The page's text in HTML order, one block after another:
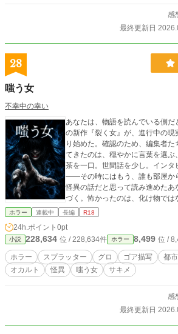
感
最終更新日
28
嗤う女
不幸中の幸い
あなたは、物語を読んでいる側
の新作『裂く女』が、進行中の現
り始めた。確認のため、編集者
てきたのは、穏やかに言葉を選ぶ
茶を一口。世間話を少し。インタ
——その時にはもう、誰も部屋か
怪異の話だと思って読み進めた
づく。怖かったのは、化け物では
最狂の到達点。
ホラー 連載中 長編 R18
24h.ポイント 0pt
小説 228,634 位 / 228,634件 ホラー 8,499 位 /
ホラー スプラッター グロ ゴア描写 都
オカルト
怪異 嗤う女 サキメ
感
最終更新日